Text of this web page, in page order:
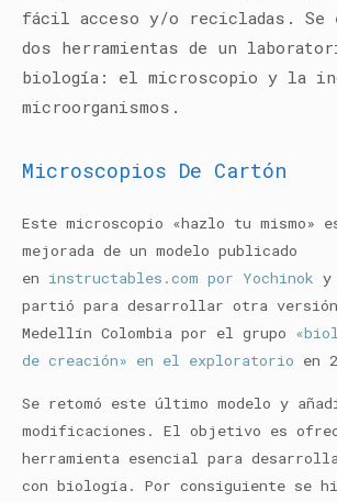
fácil acceso y/o recicladas. Se
dos herramientas de un
biología: el microscopio y la
microorganismos.
Microscopios De Cartón
Este microscopio «hazlo tu mismo»
mejorada de un modelo publicado
en instructables.com por Yochinok y
partió para desarrollar otra
Medellín Colombia por el grupo
de creación» en el exploratorio en
Se retomó este último modelo y
modificaciones. El objetivo es
herramienta esencial para
con biología. Por consiguiente se